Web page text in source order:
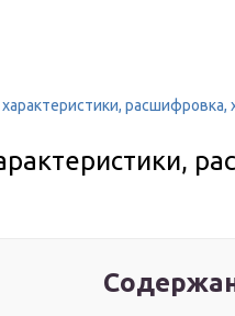
расшифровка,